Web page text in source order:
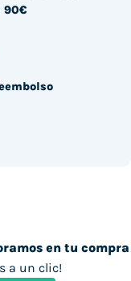
en tu compra
a un clic!
90€